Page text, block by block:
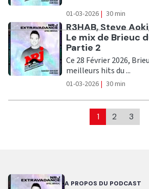
01-03-2026 | 30 min
Ecouter
R3HAB, Steve
Le mix de Brieuc
Partie 2
Ce 28 Février 2026,
meilleurs hits du ...
01-03-2026 | 30 min
1 2 3
A PROPOS DU PODCAST